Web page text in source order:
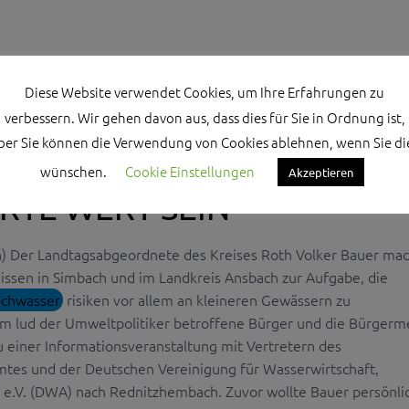
UNS LEBEN UND
WERT SEIN
Der Landtagsabgeordnete des Kreises Roth Volker Bauer
in Simbach und im Landkreis Ansbach zur Aufgabe, die
risiken vor allem an kleineren Gewässern zu
lud der Umweltpolitiker betroffene Bürger und die
einer Informationsveranstaltung mit Vertretern des
und der Deutschen Vereinigung für Wasserwirtschaft,
(DWA) nach Rednitzhembach. Zuvor wollte Bauer
Diese Website verwendet Cookies, um Ihre Erfahrungen zu
verbessern. Wir gehen davon aus, dass dies für Sie in Ordnung ist,
Sie können die Verwendung von Cookies ablehnen, wenn Sie
wünschen.
Cookie Einstellungen Akzeptieren